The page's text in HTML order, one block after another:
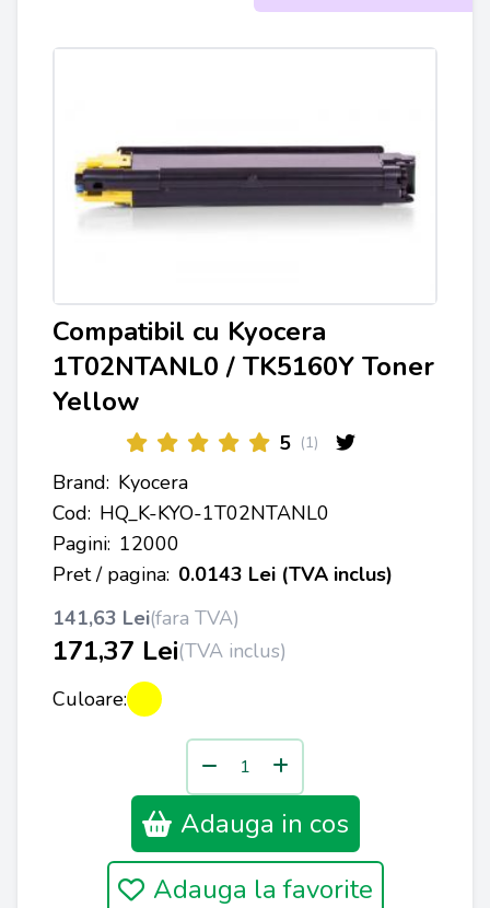
Compatibil cu Kyocera
1T02NTANL0 / TK5160Y Toner
Yellow
5 (1)
Brand: Kyocera
Cod: HQ_K-KYO-1T02NTANL0
Pagini: 12000
Pret / pagina: 0.0143 Lei (TVA inclus)
141,63 Lei(fara TVA)
171,37 Lei(TVA inclus)
Culoare:
Adauga in cos
Adauga la favorite